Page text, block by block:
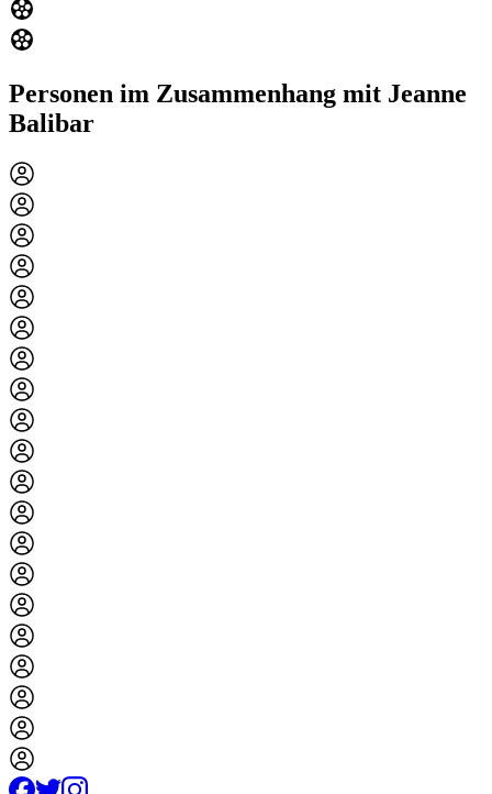
Personen im Zusammenhang mit Jeanne
Balibar